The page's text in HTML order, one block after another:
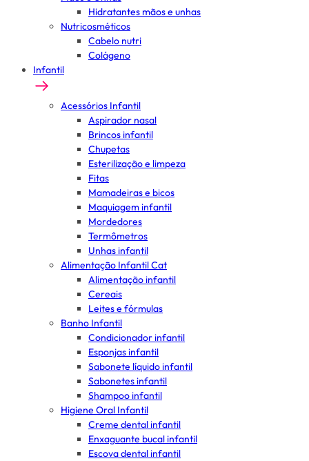
Hidratantes mãos e unhas
Nutricosméticos
Cabelo nutri
Colágeno
Infantil
Acessórios Infantil
Aspirador nasal
Brincos infantil
Chupetas
Esterilização e limpeza
Fitas
Mamadeiras e bicos
Maquiagem infantil
Mordedores
Termômetros
Unhas infantil
Alimentação Infantil Cat
Alimentação infantil
Cereais
Leites e fórmulas
Banho Infantil
Condicionador infantil
Esponjas infantil
Sabonete líquido infantil
Sabonetes infantil
Shampoo infantil
Higiene Oral Infantil
Creme dental infantil
Enxaguante bucal infantil
Escova dental infantil